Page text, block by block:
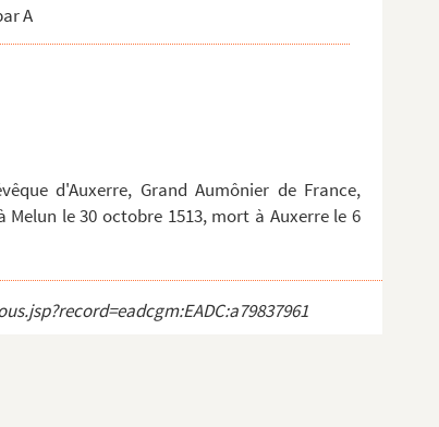
A
d'Auxerre, Grand Aumônier de France,
le 30 octobre 1513, mort à Auxerre le 6